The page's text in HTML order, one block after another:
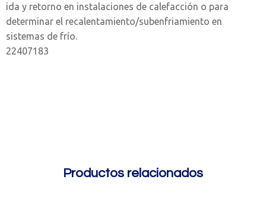
ida y retorno en instalaciones de calefacción o para
determinar el recalentamiento/subenfriamiento en
sistemas de frío.
22407183
Productos relacionados